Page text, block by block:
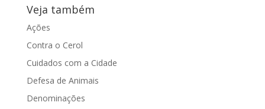
Veja também
Ações
Contra o Cerol
Cuidados com a Cidade
Defesa de Animais
Denominações